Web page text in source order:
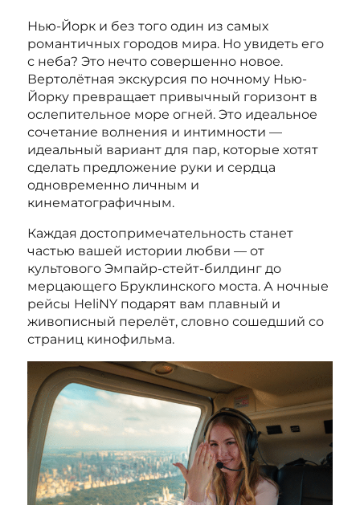
Нью-Йорк и без того один из самых
романтичных городов мира. Но увидеть его
с неба? Это нечто совершенно новое.
Вертолётная экскурсия по ночному Нью-
Йорку превращает привычный горизонт в
ослепительное море огней. Это идеальное
сочетание волнения и интимности —
идеальный вариант для пар, которые хотят
сделать предложение руки и сердца
одновременно личным и
кинематографичным.
Каждая достопримечательность станет
частью вашей истории любви — от
культового Эмпайр-стейт-билдинг до
мерцающего Бруклинского моста. А ночные
рейсы HeliNY подарят вам плавный и
живописный перелёт, словно сошедший со
страниц кинофильма.